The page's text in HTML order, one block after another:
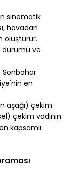
sinematik
havadan
oluşturur.
durumu ve
Sonbahar
en
aşağı) çekim
çekim vadinin
kapsamlı